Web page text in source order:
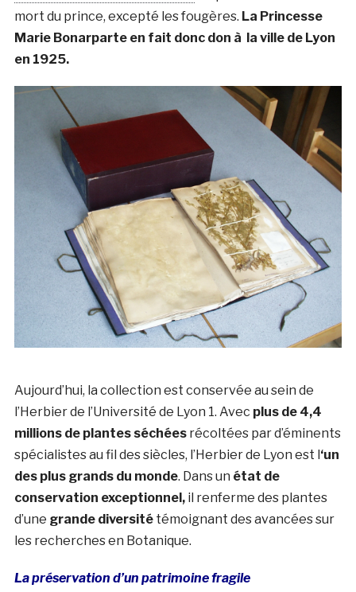
mort du prince, excepté les fougères. La Princesse
Marie Bonarparte en fait donc don à la ville de Lyon
en 1925.
Aujourd’hui, la collection est conservée au sein de
l’Herbier de l’Université de Lyon 1. Avec plus de 4,4
millions de plantes séchéesrécoltées par d’éminents
spécialistes au fil des siècles, l’Herbier de Lyon est l ‘un
des plus grands du monde. Dans un état de
conservation exceptionnel,il renferme des plantes
d’une grande diversitétémoignant des avancées sur
les recherches en Botanique.
La préservation d’un patrimoine fragile